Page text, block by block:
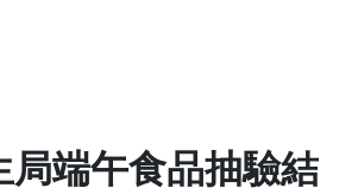
局端午食品抽驗結